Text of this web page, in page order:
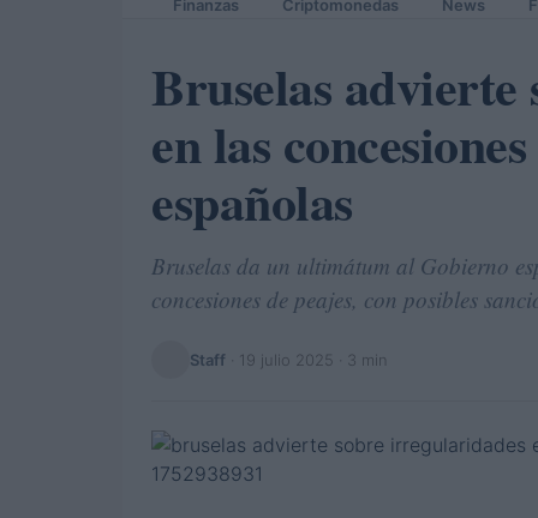
Finanzas Criptomonedas News
Bruselas
en las
españolas
Bruselas da un ultimátum al Gobierno
concesiones de peajes, con posibles
Staff 19 julio 2025 · 3 min